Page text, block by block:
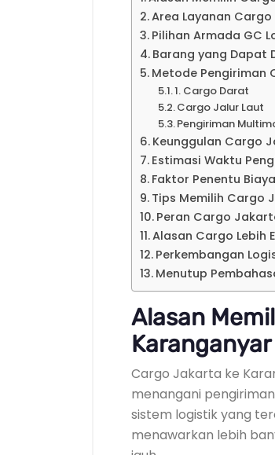
Area Layanan
Pilihan Armada GC
Barang yang Dapat
Metode Pengiriman
1. Cargo Darat
Cargo Jalur Laut
Pengiriman
Keunggulan Cargo
Estimasi Waktu
Faktor Penentu
Tips Memilih Cargo
Peran Cargo
Alasan Cargo Lebih
Perkembangan
Menutup
Alasan
Cargo Jakarta ke
menangani
sistem logistik yang
menawarkan lebih